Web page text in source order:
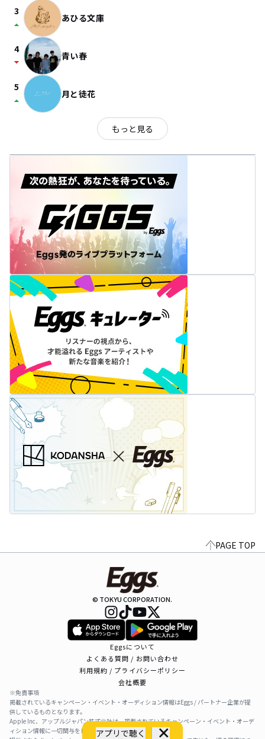
アプリで聴く
3
arrow_drop_up あひる文庫
4
arrow_drop_down 青い春
5
arrow_drop_up 月と徒花
もっと見る
PAGE TOP
© TOKYU CORPORATION.
Eggsについて
よくある質問 / お問い合わせ
利用規約 / プライバシーポリシー
会社概要
※免責事項
掲載されているキャンペーン・イベント・オーディション情報はEggs / パートナー企業が提
供しているものとなります。
Apple Inc、アップルジャパン株式会社は、掲載されているキャンペーン・イベント・オーデ
ィション情報に一切関与をしておりません。